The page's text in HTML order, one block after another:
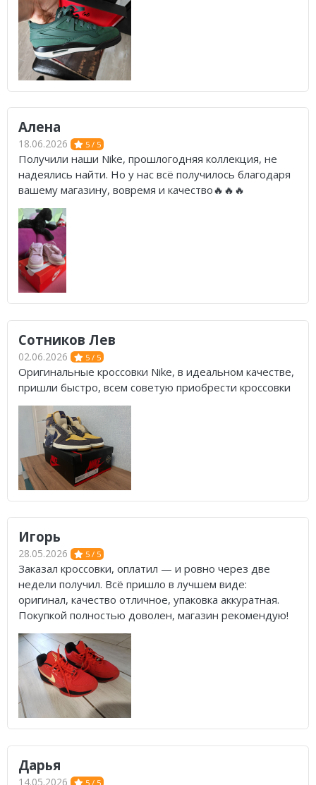
Алена
18.06.2026 5 / 5
Получили наши Nike, прошлогодняя коллекция, не
надеялись найти. Но у нас всё получилось благодаря
вашему магазину, вовремя и качество🔥🔥🔥
Сотников Лев
02.06.2026 5 / 5
Оригинальные кроссовки Nike, в идеальном качестве,
пришли быстро, всем советую приобрести кроссовки
Игорь
28.05.2026 5 / 5
Заказал кроссовки, оплатил — и ровно через две
недели получил. Всё пришло в лучшем виде:
оригинал, качество отличное, упаковка аккуратная.
Покупкой полностью доволен, магазин рекомендую!
Дарья
14.05.2026 5 / 5